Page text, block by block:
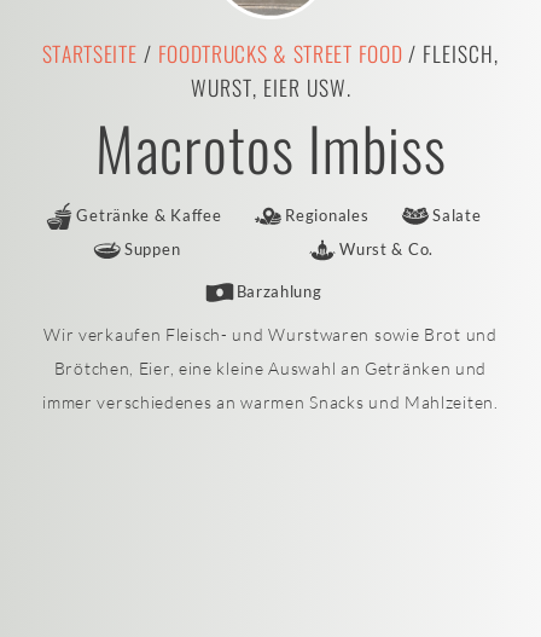
STARTSEITE / FOODTRUCKS & STREET FOOD/ FLEISCH,
WURST, EIER USW.
Macrotos Imbiss
Getränke & Kaffee Regionales
Salate
Suppen
Wurst & Co.
Barzahlung
Wir verkaufen Fleisch- und Wurstwaren sowie Brot und
Brötchen, Eier, eine kleine Auswahl an Getränken und
immer verschiedenes an warmen Snacks und Mahlzeiten.